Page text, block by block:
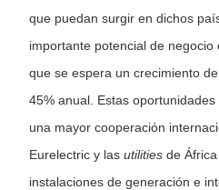
que puedan surgir en dichos
importante potencial de
que se espera un crecimiento
45% anual. Estas
una mayor cooperación
Eurelectric y las utilities de
instalaciones de generación e